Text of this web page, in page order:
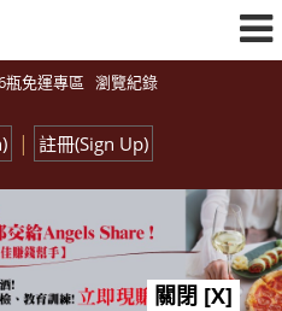
瓶免運專區 瀏覽紀錄
| 註冊(Sign Up)
關閉 [X]